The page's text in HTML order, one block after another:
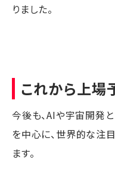
りました。
これから上場
今後も、AIや宇宙開発
を中心に、世界的な注
ます。